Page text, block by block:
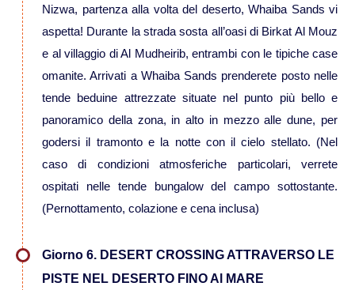
Viaggi in Nicaragua
Europa
Viaggi in Islanda
Viaggi in Norvegia Lapponia e nord
Medio Oriente
Nizwa, partenza alla volta del deserto, Whaiba Sands vi
aspetta! Durante la strada sosta all’oasi di Birkat Al Mouz
e al villaggio di Al Mudheirib, entrambi con le tipiche case
omanite. Arrivati a Whaiba Sands prenderete posto nelle
tende beduine attrezzate situate nel punto più bello e
panoramico della zona, in alto in mezzo alle dune, per
godersi il tramonto e la notte con il cielo stellato. (Nel
caso di condizioni atmosferiche particolari, verrete
ospitati nelle tende bungalow del campo sottostante.
(Pernottamento, colazione e cena inclusa)
Giorno 6. DESERT CROSSING ATTRAVERSO LE
PISTE NEL DESERTO FINO Al MARE